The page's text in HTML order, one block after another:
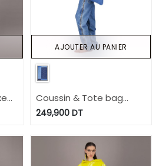
Coussin & Tote bag
format 60/50 en jeans
WEEK 2024
249,900 DT
AJOUTER AU PANIER